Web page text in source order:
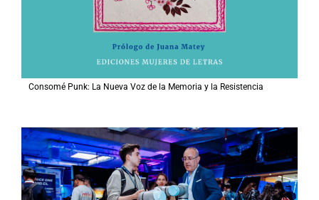
Consomé Punk: La Nueva Voz de la Memoria y la Resistencia